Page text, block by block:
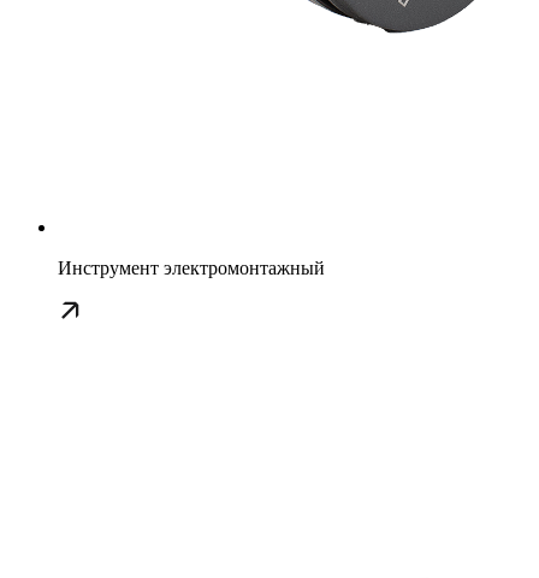
Инструмент электромонтажный